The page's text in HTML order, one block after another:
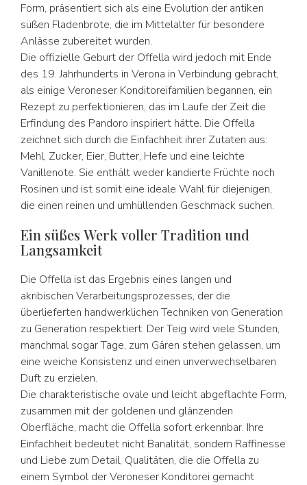
Form, präsentiert sich als eine Evolution der antiken
süßen Fladenbrote, die im Mittelalter für besondere
Anlässe zubereitet wurden.
Die offizielle Geburt der Offella wird jedoch mit Ende
des 19. Jahrhunderts in Verona in Verbindung gebracht,
als einige Veroneser Konditoreifamilien begannen, ein
Rezept zu perfektionieren, das im Laufe der Zeit die
Erfindung des Pandoro inspiriert hätte. Die Offella
zeichnet sich durch die Einfachheit ihrer Zutaten aus:
Mehl, Zucker, Eier, Butter, Hefe und eine leichte
Vanillenote. Sie enthält weder kandierte Früchte noch
Rosinen und ist somit eine ideale Wahl für diejenigen,
die einen reinen und umhüllenden Geschmack suchen.
Ein süßes Werk voller Tradition und
Langsamkeit
Die Offella ist das Ergebnis eines langen und
akribischen Verarbeitungsprozesses, der die
überlieferten handwerklichen Techniken von Generation
zu Generation respektiert. Der Teig wird viele Stunden,
manchmal sogar Tage, zum Gären stehen gelassen, um
eine weiche Konsistenz und einen unverwechselbaren
Duft zu erzielen.
Die charakteristische ovale und leicht abgeflachte Form,
zusammen mit der goldenen und glänzenden
Oberfläche, macht die Offella sofort erkennbar. Ihre
Einfachheit bedeutet nicht Banalität, sondern Raffinesse
und Liebe zum Detail, Qualitäten, die die Offella zu
einem Symbol der Veroneser Konditorei gemacht